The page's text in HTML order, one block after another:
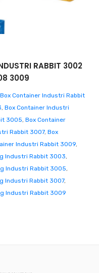
RABBIT 3002
3009
Box Container Industri Rabbit
, Box Container Industri
3005, Box Container
Rabbit 3007, Box
Industri Rabbit 3009,
Industri Rabbit 3003,
Industri Rabbit 3005,
Industri Rabbit 3007,
Industri Rabbit 3009